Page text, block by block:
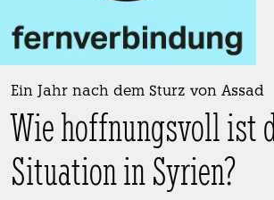
sport
berlin
wahrheit
verlag
Ein Jahr nach dem Sturz von Assad
Wie hoffnungsvoll ist
Situation in Syrien?